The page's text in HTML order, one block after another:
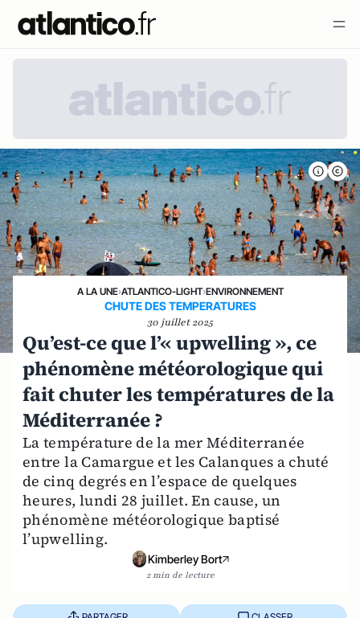
A LA UNE›ATLANTICO-LIGHT›ENVIRONNEMENT
CHUTE DES TEMPERATURES
30 juillet 2025
Qu’est-ce que l’« upwelling », ce
phénomène météorologique qui
fait chuter les températures de la
Méditerranée ?
La température de la mer Méditerranée
entre la Camargue et les Calanques a chuté
de cinq degrés en l’espace de quelques
heures, lundi 28 juillet. En cause, un
phénomène météorologique baptisé
l’upwelling.
Kimberley Bort
2 min de lecture